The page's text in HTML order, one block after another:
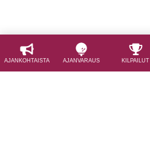
AJAN­KOHTAISTA AJAN­VARAUS KILPAILUT